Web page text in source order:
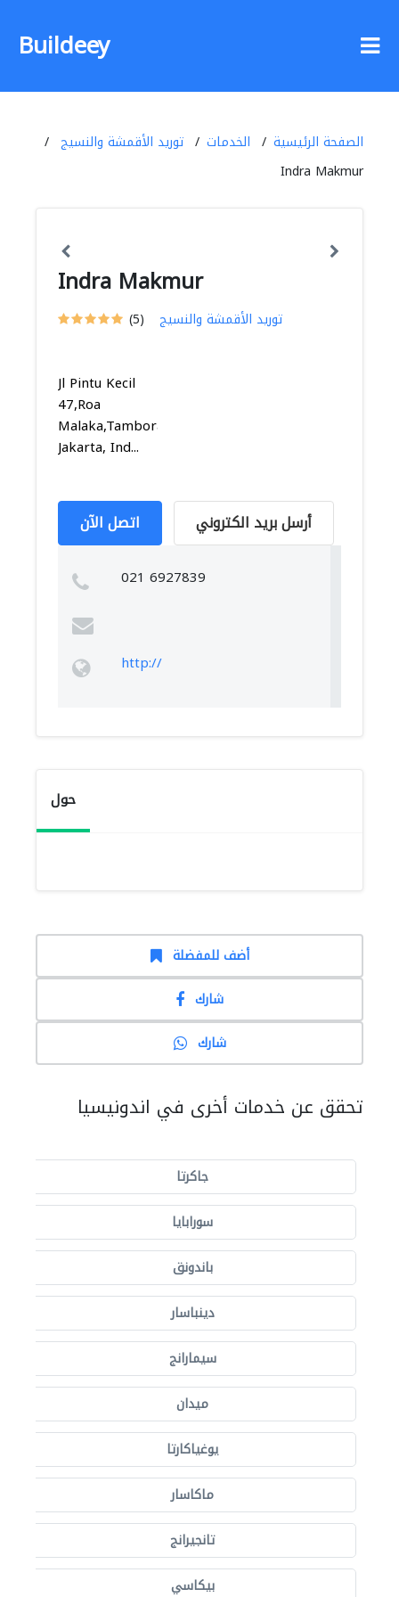
Buildeey
الصفحة الرئيسية الخدمات
توريد الأقمشة والنسيج
Indra Makmur
Indra Makmur
(5) توريد الأقمشة والنسيج
Jl Pintu Kecil
47,Roa
Malaka,Tambora,
Jakarta, Ind...
اتصل الآن أرسل بريد الكتروني
021 6927839
http://
حول
أضف للمفضلة
شارك
شارك
تحقق عن خدمات أخرى في اندونيسيا
جاكرتا
سورابايا
باندونق
دينباسار
سيمارانج
ميدان
يوغياكارتا
ماكاسار
تانجيرانج
بيكاسي